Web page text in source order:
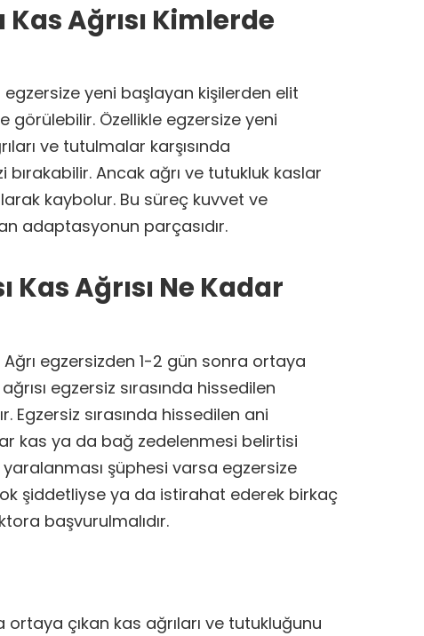
Kas Ağrısı Kimlerde
egzersize yeni başlayan kişilerden elit
Özellikle egzersize yeni
ve tutulmalar karşısında
bırakabilir. Ancak ağrı ve tutukluk kaslar
kaybolur. Bu süreç kuvvet ve
adaptasyonun parçasıdır.
Kas Ağrısı Ne Kadar
egzersizden 1-2 gün sonra ortaya
egzersiz sırasında hissedilen
Egzersiz sırasında hissedilen ani
kas ya da bağ zedelenmesi belirtisi
yaralanması şüphesi varsa egzersize
şiddetliyse ya da istirahat ederek birkaç
başvurulmalıdır.
çıkan kas ağrıları ve tutukluğunu